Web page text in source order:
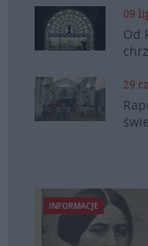
09
Od
29
INFORMACJE